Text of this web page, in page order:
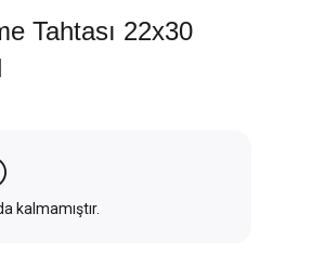
Tahtası 22x30
kalmamıştır.